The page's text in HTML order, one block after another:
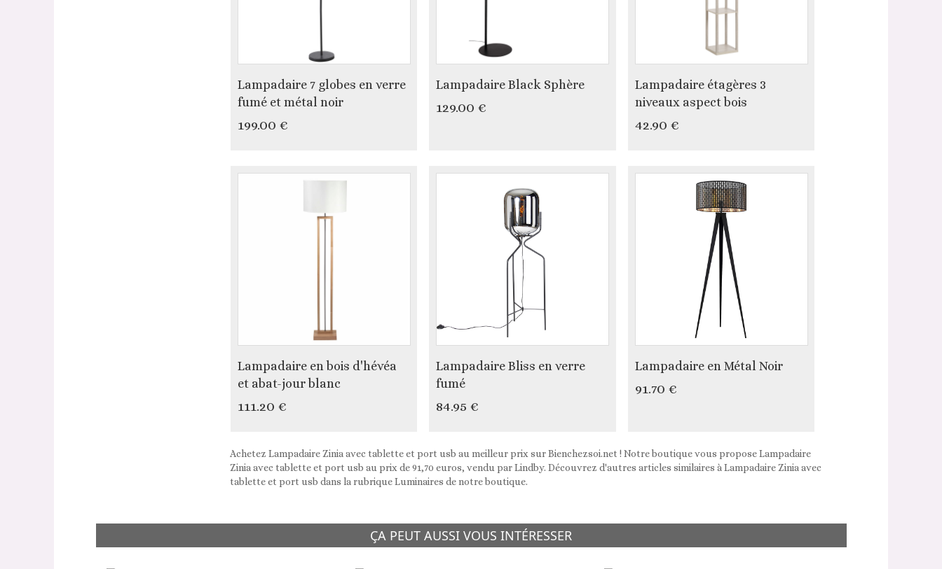
Lampadaire 7 globes en verre
fumé et métal noir
199.00 €
Lampadaire Black Sphère
129.00 €
Lampadaire étagères 3
niveaux aspect bois
42.90 €
Lampadaire en bois d'hévéa
et abat-jour blanc
111.20 €
Lampadaire Bliss en verre
fumé
84.95 €
Lampadaire en Métal Noir
91.70 €
Achetez Lampadaire Zinia avec tablette et port usb au meilleur prix sur Bienchezsoi.net ! Notre boutique vous propose Lampadaire
Zinia avec tablette et port usb au prix de 91,70 euros, vendu par Lindby. Découvrez d'autres articles similaires à Lampadaire Zinia avec
tablette et port usb dans la rubrique Luminaires de notre boutique.
ÇA PEUT AUSSI VOUS INTÉRESSER